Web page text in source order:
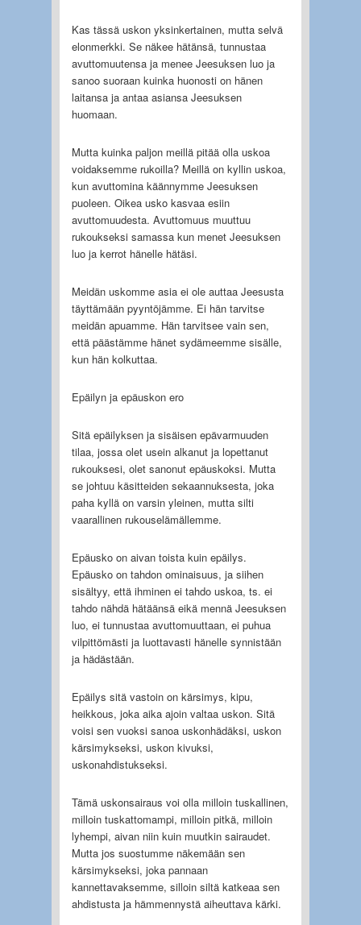
Kas tässä uskon yksinkertainen, mutta selvä
elonmerkki. Se näkee hätänsä, tunnustaa
avuttomuutensa ja menee Jeesuksen luo ja
sanoo suoraan kuinka huonosti on hänen
laitansa ja antaa asiansa Jeesuksen
huomaan.
Mutta kuinka paljon meillä pitää olla uskoa
voidaksemme rukoilla? Meillä on kyllin uskoa,
kun avuttomina käännymme Jeesuksen
puoleen. Oikea usko kasvaa esiin
avuttomuudesta. Avuttomuus muuttuu
rukoukseksi samassa kun menet Jeesuksen
luo ja kerrot hänelle hätäsi.
Meidän uskomme asia ei ole auttaa Jeesusta
täyttämään pyyntöjämme. Ei hän tarvitse
meidän apuamme. Hän tarvitsee vain sen,
että päästämme hänet sydämeemme sisälle,
kun hän kolkuttaa.
Epäilyn ja epäuskon ero
Sitä epäilyksen ja sisäisen epävarmuuden
tilaa, jossa olet usein alkanut ja lopettanut
rukouksesi, olet sanonut epäuskoksi. Mutta
se johtuu käsitteiden sekaannuksesta, joka
paha kyllä on varsin yleinen, mutta silti
vaarallinen rukouselämällemme.
Epäusko on aivan toista kuin epäilys.
Epäusko on tahdon ominaisuus, ja siihen
sisältyy, että ihminen ei tahdo uskoa, ts. ei
tahdo nähdä hätäänsä eikä mennä Jeesuksen
luo, ei tunnustaa avuttomuuttaan, ei puhua
vilpittömästi ja luottavasti hänelle synnistään
ja hädästään.
Epäilys sitä vastoin on kärsimys, kipu,
heikkous, joka aika ajoin valtaa uskon. Sitä
voisi sen vuoksi sanoa uskonhädäksi, uskon
kärsimykseksi, uskon kivuksi,
uskonahdistukseksi.
Tämä uskonsairaus voi olla milloin tuskallinen,
milloin tuskattomampi, milloin pitkä, milloin
lyhempi, aivan niin kuin muutkin sairaudet.
Mutta jos suostumme näkemään sen
kärsimykseksi, joka pannaan
kannettavaksemme, silloin siltä katkeaa sen
ahdistusta ja hämmennystä aiheuttava kärki.